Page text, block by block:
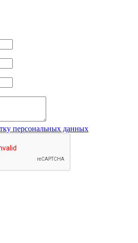
персональных данных